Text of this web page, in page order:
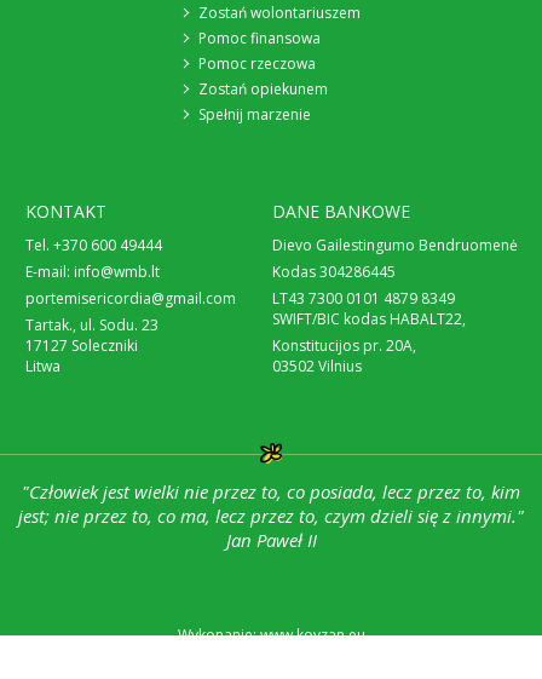
Zostań wolontariuszem
Pomoc finansowa
Pomoc rzeczowa
Zostań opiekunem
Spełnij marzenie
KONTAKT
Tel. +370 600 49444
E-mail: info@wmb.lt
portemisericordia@gmail.com
Tartak., ul. Sodu. 23
17127 Soleczniki
Litwa
DANE BANKOWE
Dievo Gailestingumo Bendruomenė
Kodas 304286445
LT43 7300 0101 4879 8349
SWIFT/BIC kodas HABALT22,
Konstitucijos pr. 20A,
03502 Vilnius
"Człowiek jest wielki nie przez to, co posiada, lecz przez to, kim
jest; nie przez to, co ma, lecz przez to, czym dzieli się z innymi."
Jan Paweł II
Wykonanie: www.kovzan.eu